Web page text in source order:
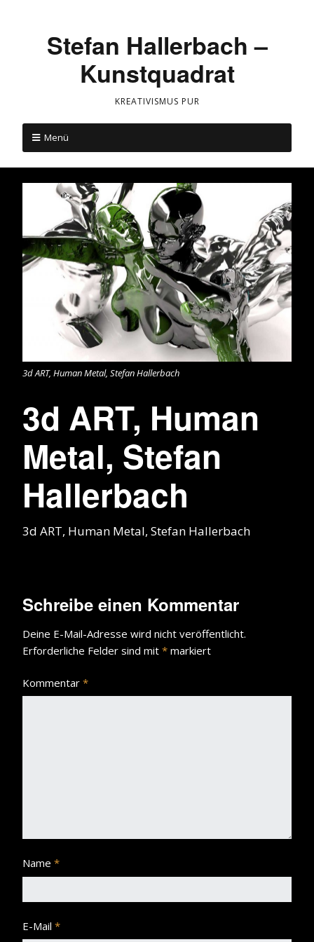
Stefan Hallerbach –
Kunstquadrat
KREATIVISMUS PUR
Menü
3d ART, Human Metal, Stefan Hallerbach
3d ART, Human
Metal, Stefan
Hallerbach
3d ART, Human Metal, Stefan Hallerbach
Schreibe einen Kommentar
Deine E-Mail-Adresse wird nicht veröffentlicht.
Erforderliche Felder sind mit * markiert
Kommentar *
Name *
E-Mail *